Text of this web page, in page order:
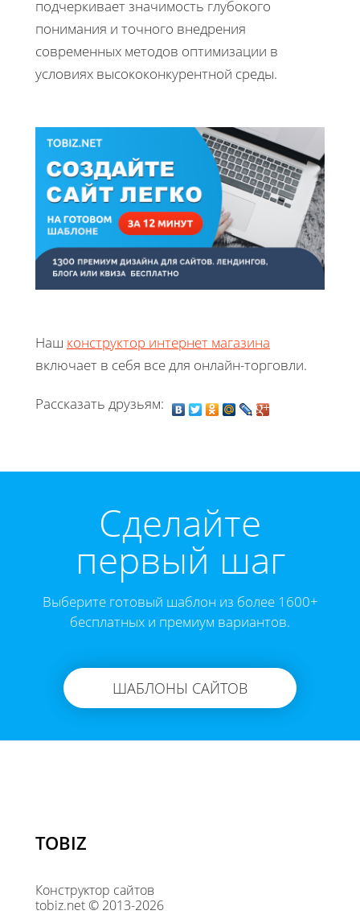
подчеркивает значимость глубокого
понимания и точного внедрения
современных методов оптимизации в
условиях высококонкурентной среды.
Наш конструктор интернет магазина
включает в себя все для онлайн-торговли.
Рассказать друзьям:
Cделайте
первый шаг
Выберите готовый шаблон из более 1600+
бесплатных и премиум вариантов.
ШАБЛОНЫ САЙТОВ
TOBIZ
Конструктор сайтов
tobiz.net © 2013-2026